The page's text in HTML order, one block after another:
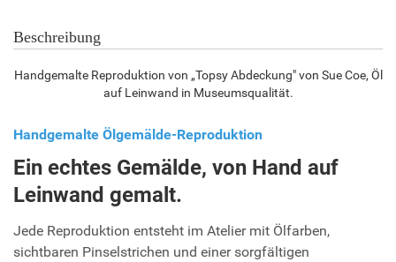
Beschreibung
Handgemalte Reproduktion von „Topsy Abdeckung" von Sue Coe, Öl
auf Leinwand in Museumsqualität.
Handgemalte Ölgemälde-Reproduktion
Ein echtes Gemälde, von Hand auf
Leinwand gemalt.
Jede Reproduktion entsteht im Atelier mit Ölfarben,
sichtbaren Pinselstrichen und einer sorgfältigen